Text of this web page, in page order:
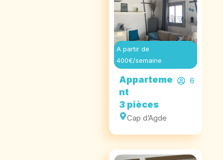
A partir de
400€/semaine
Apparteme
nt
3 pièces
Cap d’Agde
6